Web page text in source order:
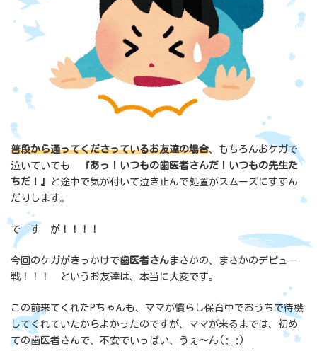
普段から通ってくださっているお友達の場合、もちろんおケガで
泣いていても
『あっ！いつもの歯医者さんだ！いつもの先生た
ちだ！』
と途中で気が付いて泣き止んで処置がスムーズにすすん
だりします。
で す が！！！！
今回のケガがきっかけで歯医者さんまさかの、まさかのデビュー
戦！！！ というお友達は、本当に大変です。
この前来てくれたPちゃんも、ママが慣らし保育中でおうちで待機
してくれていたからよかったのですが、ママが来るまでは、初め
ての歯医者さんで、不安でいっぱい、うぇ～ん(;_;)